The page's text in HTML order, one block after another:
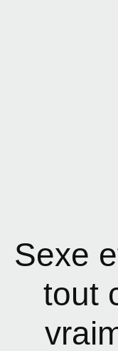
Sexe
tout